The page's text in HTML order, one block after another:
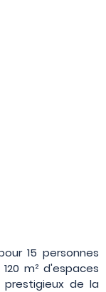
15 personnes
m² d'espaces
de la